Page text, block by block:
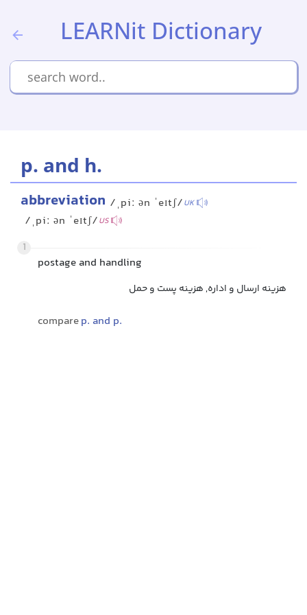
LEARNit Dictionary
p. and h.
abbreviation /ˌpiː ən ˈeɪtʃ/UK
/ˌpiː ən ˈeɪtʃ/US
1
postage and handling
هزینه ارسال و اداره, هزینه پست و حمل
comparep. and p.